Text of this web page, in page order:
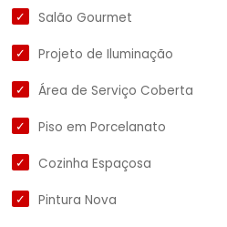
Salão Gourmet
Projeto de Iluminação
Área de Serviço Coberta
Piso em Porcelanato
Cozinha Espaçosa
Pintura Nova